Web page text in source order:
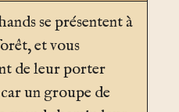
se présentent à
et vous
de leur porter
un groupe de